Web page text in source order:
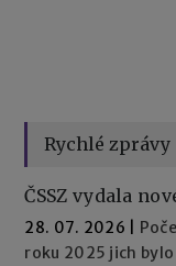
Rychlé zprávy
ČSSZ vydala
28. 07. 2026
roku 2025 jich bylo